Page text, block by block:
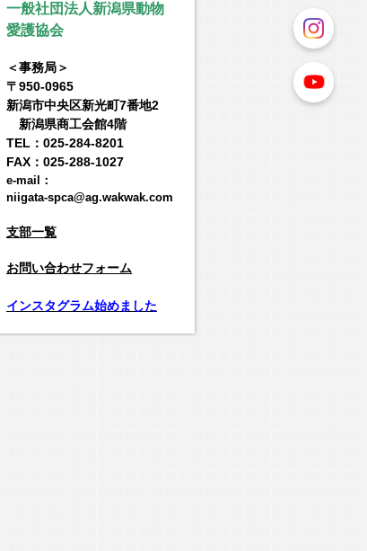
一般社団法人新潟県動物
愛護協会
＜事務局＞
〒950-0965
新潟市中央区新光町7番地2
新潟県商工会館4階
TEL：025-284-8201
FAX：025-288-1027
e-mail：
niigata-spca@ag.wakwak.com
支部一覧
お問い合わせフォーム
インスタグラム始めました